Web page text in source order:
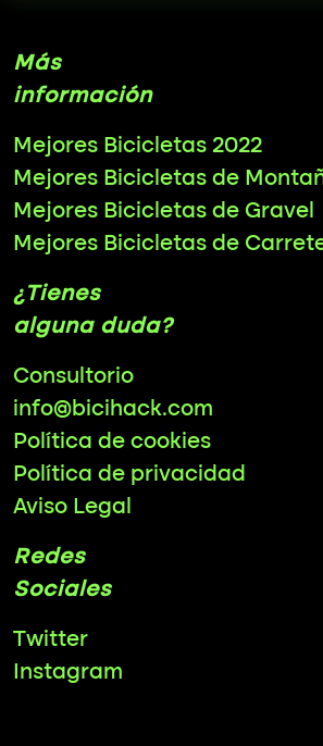
Más
información
Mejores Bicicletas 2022
Mejores Bicicletas de
Mejores Bicicletas de Gravel
Mejores Bicicletas de
¿Tienes
alguna duda?
Consultorio
info@bicihack.com
Política de cookies
Política de privacidad
Aviso Legal
Redes
Sociales
Twitter
Instagram